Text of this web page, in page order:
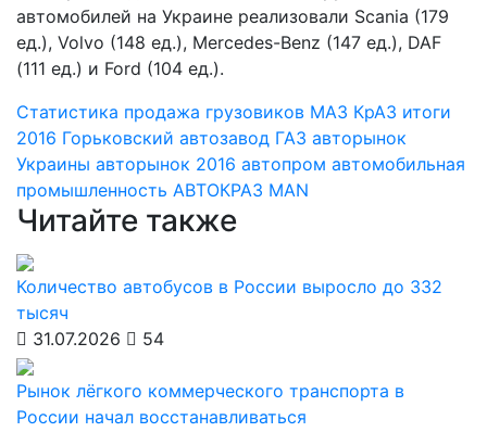
автомобилей на Украине реализовали Scania (179
ед.), Volvo (148 ед.), Mercedes-Benz (147 ед.), DAF
(111 ед.) и Ford (104 ед.).
Статистика продажа грузовиков МАЗ КрАЗ итоги
2016 Горьковский автозавод ГАЗ авторынок
Украины авторынок 2016 автопром автомобильная
промышленность АВТОКРАЗ MAN
Читайте также
Количество автобусов в России выросло до 332
тысяч
31.07.2026
54
Рынок лёгкого коммерческого транспорта в
России начал восстанавливаться